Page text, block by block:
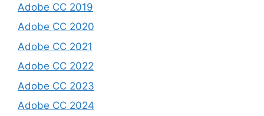
Adobe CC 2019
Adobe CC 2020
Adobe CC 2021
Adobe CC 2022
Adobe CC 2023
Adobe CC 2024